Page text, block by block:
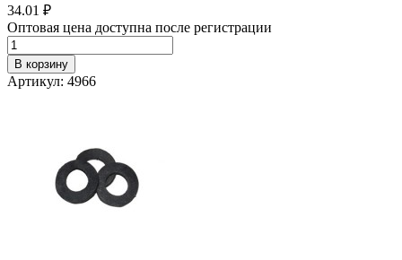
34.01 ₽
Оптовая цена доступна после регистрации
В корзину
Артикул: 4966